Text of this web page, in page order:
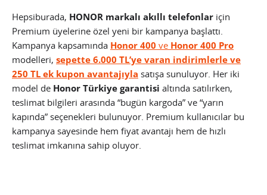
Hepsiburada, HONOR markalı akıllı telefonlar için
Premium üyelerine özel yeni bir kampanya başlattı.
Kampanya kapsamında Honor 400 ve Honor 400 Pro
modelleri, sepette 6.000 TL’ye varan indirimlerle ve
250 TL ek kupon avantajıyla satışa sunuluyor. Her iki
model de Honor Türkiye garantisi altında satılırken,
teslimat bilgileri arasında “bugün kargoda” ve “yarın
kapında” seçenekleri bulunuyor. Premium kullanıcılar bu
kampanya sayesinde hem fiyat avantajı hem de hızlı
teslimat imkanına sahip oluyor.